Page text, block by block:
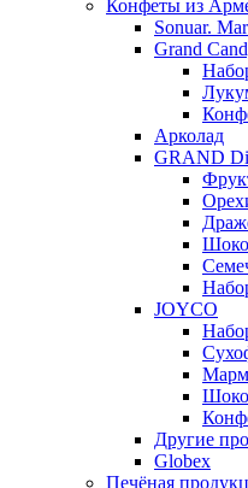
Конфеты из
Sonuar.
Grand
Арколад
GRAND
JOYCO
Другие
Globex
Печёная